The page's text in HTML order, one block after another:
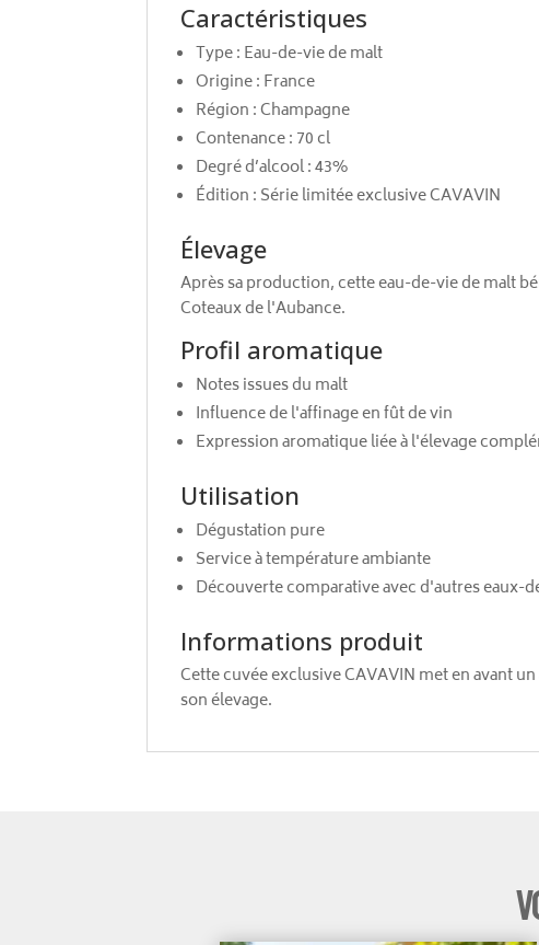
Caractéristiques
Type : Eau-de-vie de malt
Origine : France
Région : Champagne
Contenance : 70 cl
Degré d’alcool : 43%
Édition : Série limitée exclusive CAVAVIN
Élevage
Après sa production, cette eau-de-vie de malt
Coteaux de l'Aubance.
Profil aromatique
Notes issues du malt
Influence de l'affinage en fût de vin
Expression aromatique liée à l'élevage
Utilisation
Dégustation pure
Service à température ambiante
Découverte comparative avec d'autres eaux-
Informations produit
Cette cuvée exclusive CAVAVIN met en avant
son élevage.